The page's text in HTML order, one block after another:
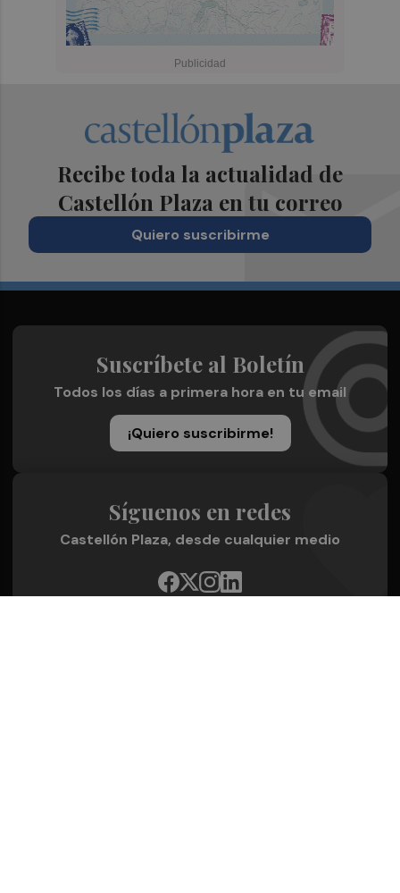
Recibe toda la actualidad de
Castellón Plaza en tu correo
Quiero suscribirme
Suscríbete al Boletín
Todos los días a primera hora en tu email
¡Quiero suscribirme!
Síguenos en redes
Castellón Plaza, desde cualquier medio